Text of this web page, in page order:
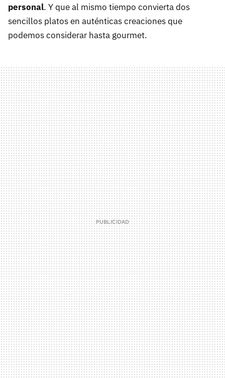
personal. Y que al mismo tiempo convierta dos
sencillos platos en auténticas creaciones que
podemos considerar hasta gourmet.